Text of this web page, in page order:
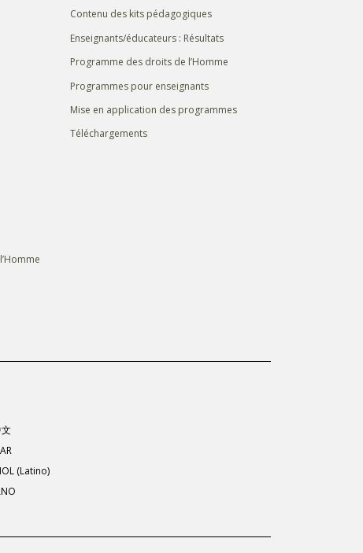
Contenu des kits pédagogiques
Enseignants/éducateurs : Résultats
Programme des droits de l’Homme
Programmes pour enseignants
Mise en application des programmes
Téléchargements
(Latino)